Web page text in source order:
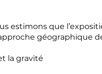
estimons que
géographique
la gravité